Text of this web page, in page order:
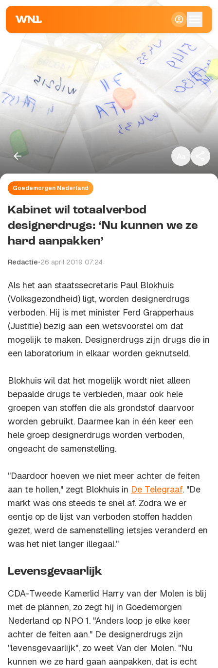
Klein
Goedemorgen Nederland
Kabinet wil totaalverbod
designerdrugs: ‘Nu kunnen we ze
hard aanpakken’
Redactie•26 april 2019 07:24
Als het aan staatssecretaris Paul Blokhuis
(Volksgezondheid) ligt, worden designerdrugs
verboden. Hij is met minister Ferd Grapperhaus
(Justitie) bezig aan een wetsvoorstel om dat
mogelijk te maken. Designerdrugs zijn drugs die in
een laboratorium in elkaar worden geknutseld.
Blokhuis wil dat het mogelijk wordt niet alleen
bepaalde drugs te verbieden, maar ook hele
groepen van stoffen die als grondstof daarvoor
worden gebruikt. Daarmee kan in één keer een
hele groep designerdrugs worden verboden,
ongeacht de samenstelling.
"Daardoor hoeven we niet meer achter de feiten
aan te hollen," zegt Blokhuis in De Telegraaf. "De
markt was ons steeds te snel af. Zodra we er
eentje op de lijst van verboden stoffen hadden
gezet, werd de samenstelling ietsjes veranderd en
was het niet langer illegaal."
Levensgevaarlijk
CDA-Tweede Kamerlid Harry van der Molen is blij
met de plannen, zo zegt hij in Goedemorgen
Nederland op NPO 1. "Anders loop je elke keer
achter de feiten aan." De designerdrugs zijn
"levensgevaarlijk", zo weet Van der Molen. "Nu
kunnen we ze hard gaan aanpakken, dat is echt